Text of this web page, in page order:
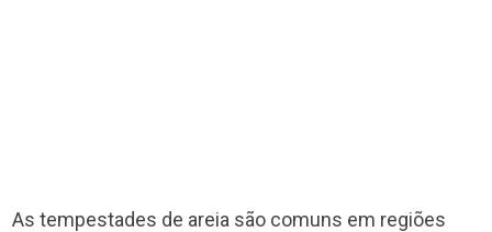
As tempestades de areia são comuns em regiões